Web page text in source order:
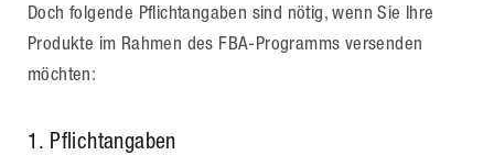
Doch folgende Pflichtangaben sind nötig, wenn Sie Ihre
Produkte im Rahmen des FBA-Programms versenden
möchten:
1. Pflichtangaben